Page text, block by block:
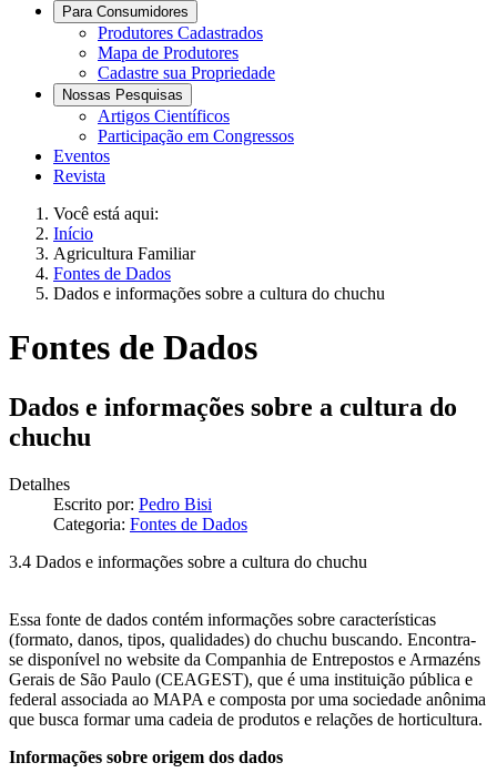
Para Consumidores
Produtores Cadastrados
Mapa de Produtores
Cadastre sua Propriedade
Nossas Pesquisas
Artigos Científicos
Participação em Congressos
Eventos
Revista
Você está aqui:
Início
Agricultura Familiar
Fontes de Dados
Dados e informações sobre a cultura do chuchu
Fontes de Dados
Dados e informações sobre a cultura do
chuchu
Detalhes
Escrito por: Pedro Bisi
Categoria: Fontes de Dados
3.4 Dados e informações sobre a cultura do chuchu
Essa fonte de dados contém informações sobre características
(formato, danos, tipos, qualidades) do chuchu buscando. Encontra-
se disponível no website da Companhia de Entrepostos e Armazéns
Gerais de São Paulo (CEAGEST), que é uma instituição pública e
federal associada ao MAPA e composta por uma sociedade anônima
que busca formar uma cadeia de produtos e relações de horticultura.
Informações sobre origem dos dados